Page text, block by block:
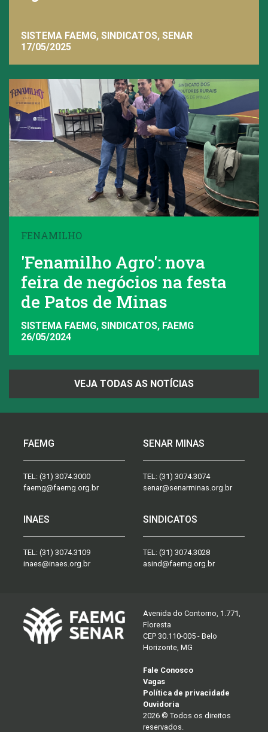
SISTEMA FAEMG, SINDICATOS, SENAR
17/05/2025
FENAMILHO
'Fenamilho Agro': nova
feira de negócios na festa
de Patos de Minas
SISTEMA FAEMG, SINDICATOS, FAEMG
26/05/2024
VEJA TODAS AS NOTÍCIAS
FAEMG
TEL: (31) 3074.3000
faemg@faemg.org.br
SENAR MINAS
TEL: (31) 3074.3074
senar@senarminas.org.br
INAES
TEL: (31) 3074.3109
inaes@inaes.org.br
SINDICATOS
TEL: (31) 3074.3028
asind@faemg.org.br
Avenida do Contorno, 1.771,
Floresta
CEP 30.110-005 - Belo
Horizonte, MG
Fale Conosco
Vagas
Política de privacidade
Ouvidoria
2026 © Todos os direitos
reservados.